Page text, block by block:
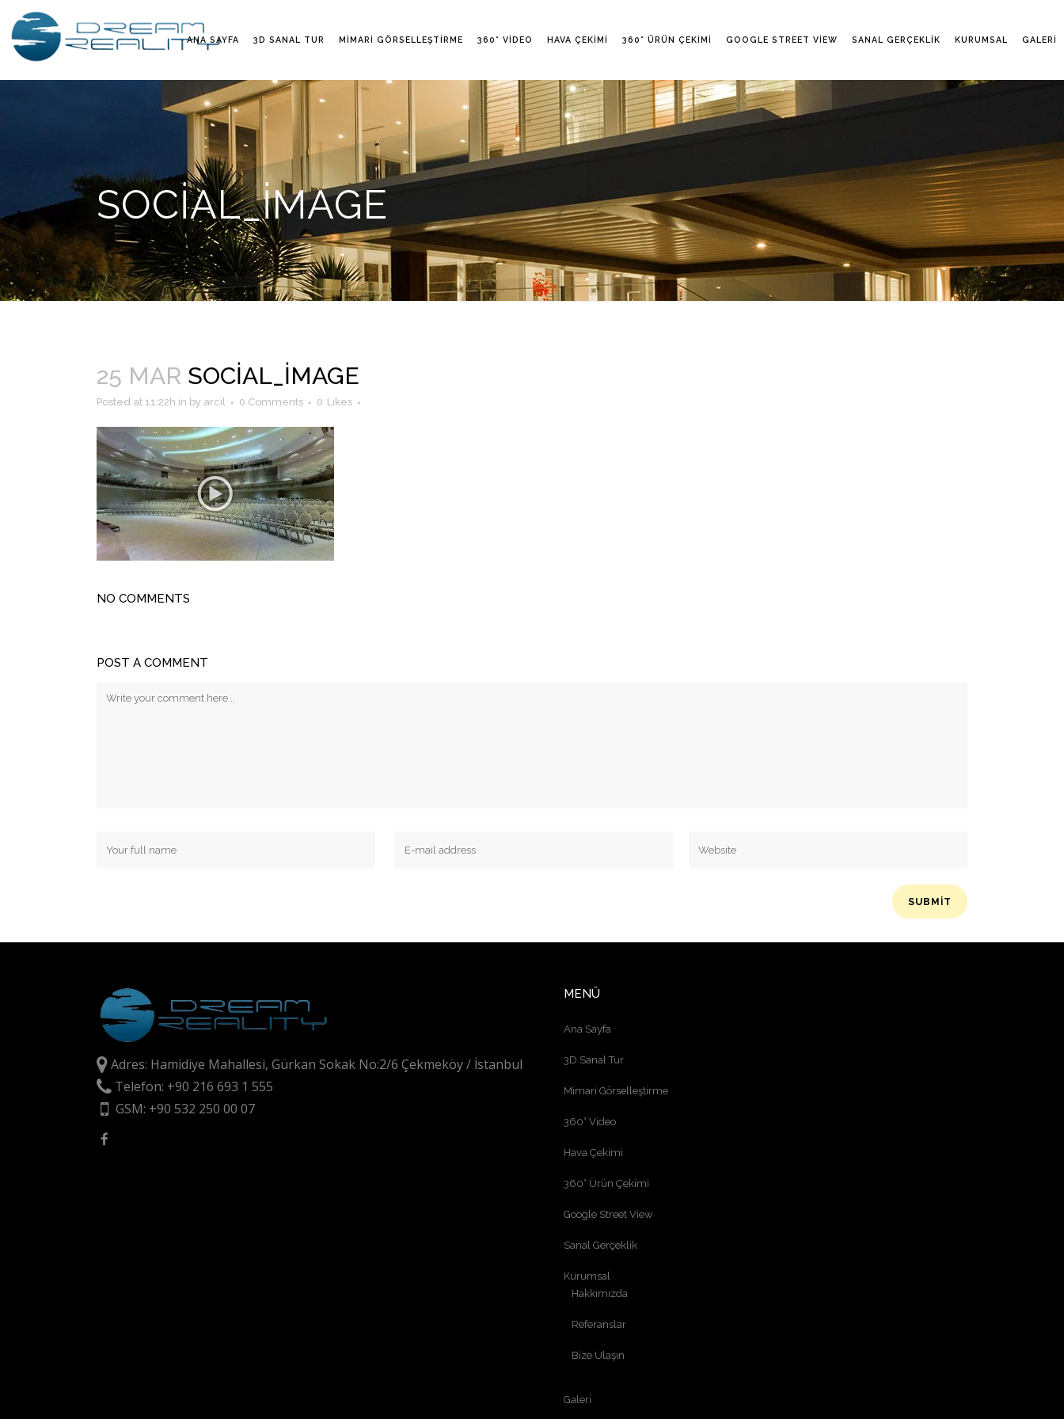
ANA SAYFA 3D SANAL TUR MIMARI GÖRSELLEŞTIRME 360° VIDEO HAVA ÇEKIMI 360° ÜRÜN ÇEKIMI GOOGLE STREET VIEW SANAL GERÇEKLIK KURUMSAL GALERI
SOCIAL_IMAGE
25 MAR SOCIAL_IMAGE
Posted at 11:22h in by arcil 0 Comments 0 Likes
NO COMMENTS
POST A COMMENT
Adres: Hamidiye Mahallesi, Gürkan Sokak No:2/6 Çekmeköy / İstanbul
Telefon: +90 216 693 1 555
GSM: +90 532 250 00 07
MENÜ
Ana Sayfa
3D Sanal Tur
Mimari Görselleştirme
360° Video
Hava Çekimi
360° Ürün Çekimi
Google Street View
Sanal Gerçeklik
Kurumsal
Hakkımızda
Referanslar
Bize Ulaşın
Galeri